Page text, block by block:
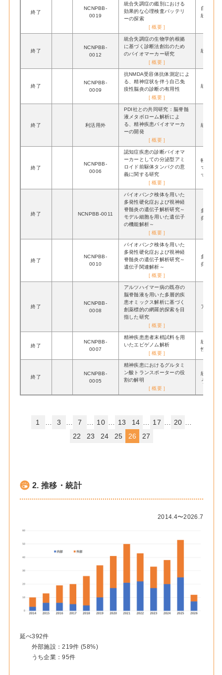
終了
NCNPBB-
0019
統合失調症の鑑別における
効果的な心理検査バッテリ
ーの探索
[ 概要 ]
自閉症
統合失調
終了
NCNPBB-
0012
統合失調症の生物学的根拠
に基づく診断法創出のため
のバイオマーカー研究
[ 概要 ]
統合失調
終了
NCNPBB-
0009
抗NMDA受容体抗体測定によ
る、精神症状を伴う自己免
疫性脳炎の診断の有用性
[ 概要 ]
統合失調
終了 利活用外
PDI社との共同研究：脳脊髄
液メタボローム解析によ
る、精神疾患バイオマーカ
ーの開発
[ 概要 ]
統合失
終了
NCNPBB-
0006
認知症疾患の診断バイオマ
ーカーとしての分泌型アミ
ロイド前駆体タンパクの意
義に関する研究
[ 概要 ]
軽度認
マー認
マー認知
終了 NCNPBB-0011
バイオバンク検体を用いた
多発性硬化症および視神経
脊髄炎の遺伝子解析研究～
モデル細胞を用いた遺伝子
の機能解析～
[ 概要 ]
多発性
炎
終了
NCNPBB-
0010
バイオバンク検体を用いた
多発性硬化症および視神経
脊髄炎の遺伝子解析研究～
遺伝子関連解析～
[ 概要 ]
多発性
炎
終了
NCNPBB-
0008
アルツハイマー病の既存の
脳脊髄液を用いた多層的疾
患オミックス解析に基づく
創薬標的の網羅的探索を目
指した研究
[ 概要 ]
アルツ
終了
NCNPBB-
0007
精神疾患患者末梢試料を用
いたエピゲノム解析
[ 概要 ]
統合失
性障害
終了
NCNPBB-
0005
精神疾患におけるグルタミ
ン酸トランスポーターの役
割の解明
[ 概要 ]
統合失
うつ病
1 3 7 10 13 14 17 20
22
23 24 25 26 27
2. 推移・統計
2014.4〜2026.7
延べ392件
外部施設：219件 (58%)
うち企業：95件